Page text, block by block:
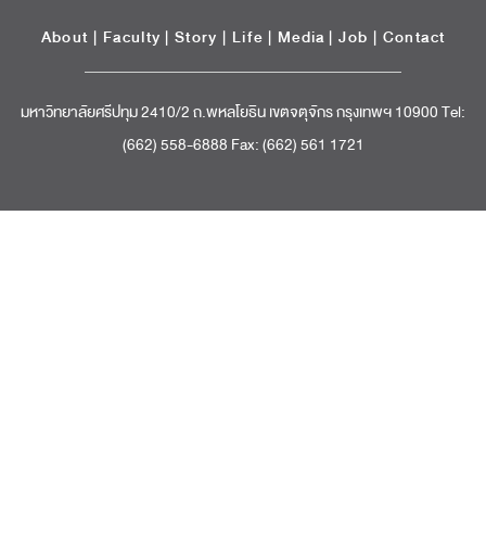
About | Faculty | Story | Life | Media |Job | Contact
มหาวิทยาลัยศรีปทุม 2410/2 ถ.พหลโยธิน เขตจตุจักร กรุงเทพฯ 10900 Tel:
(662) 558-6888 Fax: (662) 561 1721